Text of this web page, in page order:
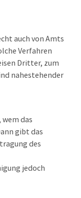
auch von Amts
Verfahren
Dritter, zum
nahestehender
das
gibt das
des
jedoch